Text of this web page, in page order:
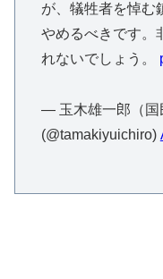
が、犠牲者を悼む
やめるべきです。
れないでしょう。
— 玉木雄一郎（国
(@tamakiyuichiro)